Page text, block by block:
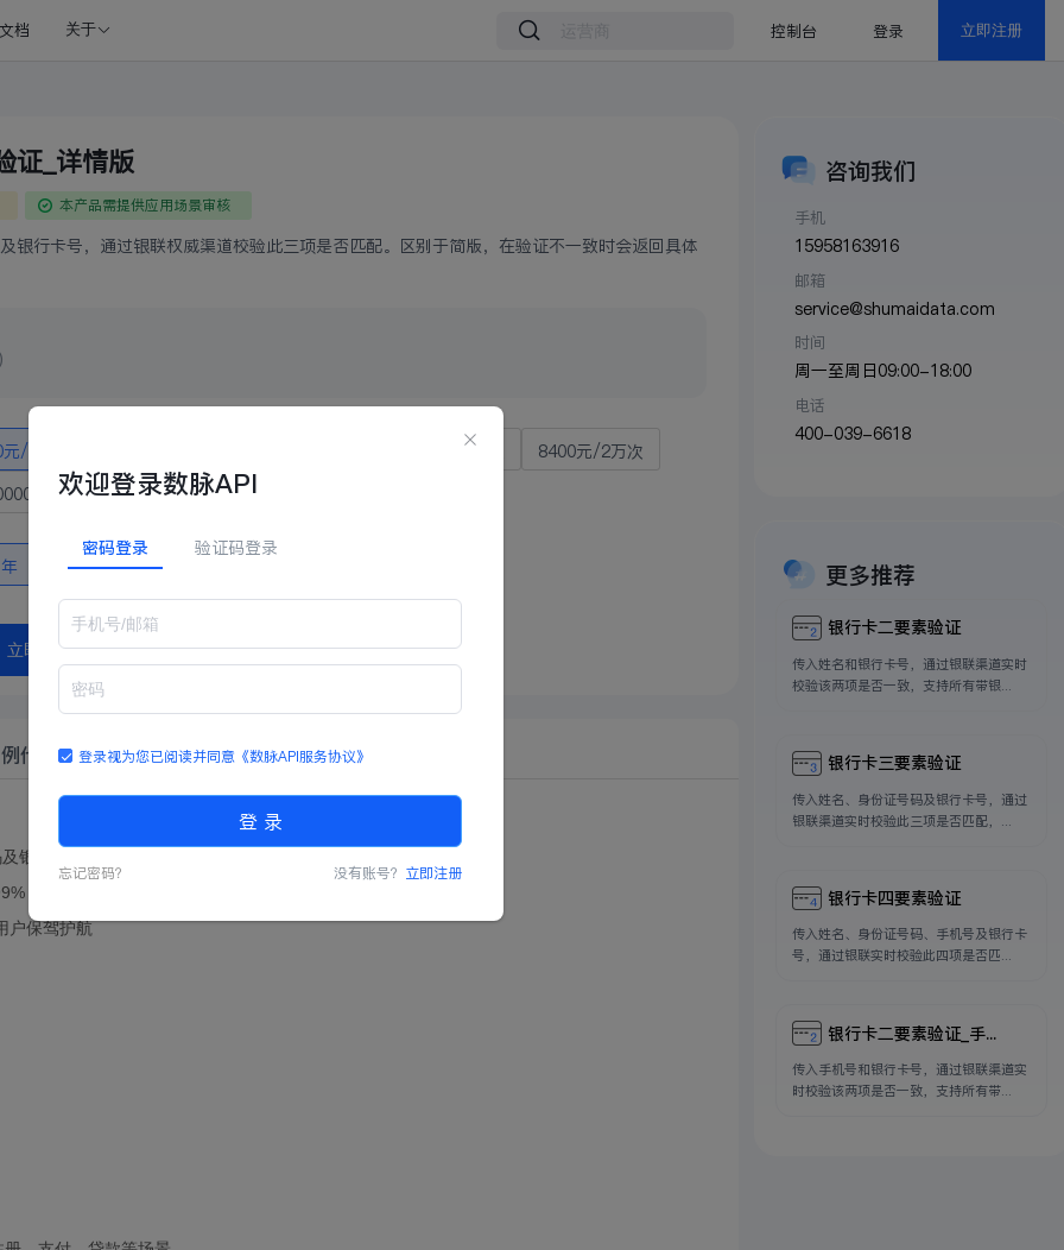
档 关于 控制台 登录 立即注册
证_详情版
本产品需提供应用场景审核
银行卡号，通过银联权威渠道校验此三项是否匹配。区别于简版，在验证不一致时会返回具体
/100次 4400元/1万次
8400元/2万次
元/5万次
立即购买
代码
银行卡号是否匹配。区别于简版，在验证不一致时会返回具体原因
户保驾护航
咨询我们
手机
15958163916
邮箱
service@shumaidata.com
时间
周一至周日09:00-18:00
电话
400-039-6618
更多推荐
银行卡二要素验证
传入姓名和银行卡号，通过银联渠道实时
校验该两项是否一致，支持所有带银...
银行卡三要素验证
传入姓名、身份证号码及银行卡号，通过
银联渠道实时校验此三项是否匹配，...
银行卡四要素验证
传入姓名、身份证号码、手机号及银行卡
号，通过银联实时校验此四项是否匹...
银行卡二要素验证_手...
传入手机号和银行卡号，通过银联渠道实
时校验该两项是否一致，支持所有带...
欢迎登录数脉API
密码登录 验证码登录
登录视为您已阅读并同意 《数脉API服务协议》
登 录
忘记密码？ 没有账号？ 立即注册